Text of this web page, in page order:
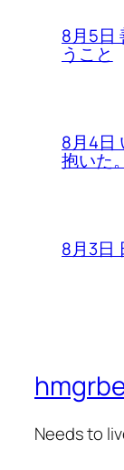
8月5日
うこと
8月4日
抱いた
8月3日
Needs to